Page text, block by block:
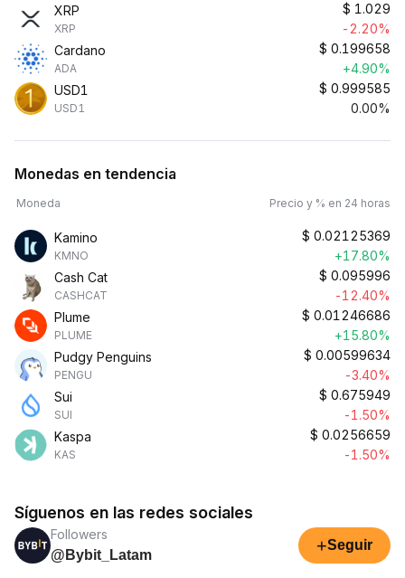
XRP
XRP
$ 1.029
-2.20%
Cardano
ADA
$ 0.199658
+4.90%
USD1
USD1
$ 0.999585
0.00%
Monedas en tendencia
Moneda Precio y % en 24 horas
Kamino
KMNO
$ 0.02125369
+17.80%
Cash Cat
CASHCAT
$ 0.095996
-12.40%
Plume
PLUME
$ 0.01246686
+15.80%
Pudgy Penguins
PENGU
$ 0.00599634
-3.40%
Sui
SUI
$ 0.675949
-1.50%
Kaspa
KAS
$ 0.0256659
-1.50%
Síguenos en las redes sociales
Followers
@Bybit_Latam
+Seguir